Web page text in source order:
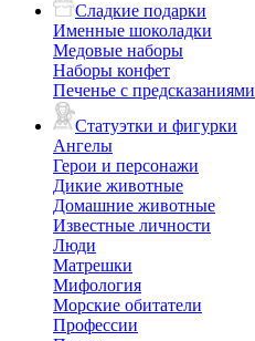
Сладкие подарки
Именные шоколадки
Медовые наборы
Наборы конфет
Печенье с предсказаниями
Статуэтки и фигурки
Ангелы
Герои и персонажи
Дикие животные
Домашние животные
Известные личности
Люди
Матрешки
Мифология
Морские обитатели
Профессии